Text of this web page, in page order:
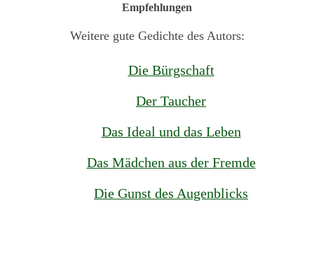
Empfehlungen
Weitere gute Gedichte des Autors:
Die Bürgschaft
Der Taucher
Das Ideal und das Leben
Das Mädchen aus der Fremde
Die Gunst des Augenblicks